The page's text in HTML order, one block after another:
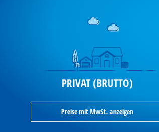
/ MEHR
Pulver ist der köstliche
PRIVAT (BRUTTO)
Preise mit MwSt. anzeigen